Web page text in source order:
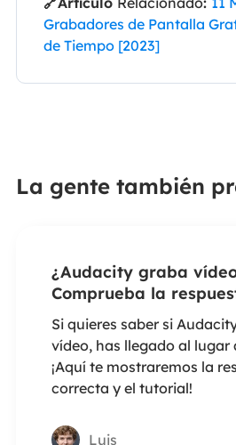
Grabadores de Pantalla
de Tiempo [2023]
La gente también
¿Audacity graba
Comprueba la
Si quieres saber si
vídeo, has llegado al lugar
¡Aquí te mostraremos la
correcta y el tutorial!
Luis